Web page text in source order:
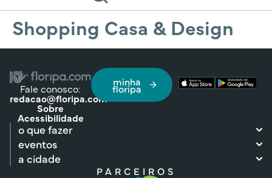
Shopping Casa & Design
Fale conosco:
redacao@floripa.com
Sobre
Acessibilidade
minha
floripa
o que fazer
eventos
a cidade
PARCEIROS